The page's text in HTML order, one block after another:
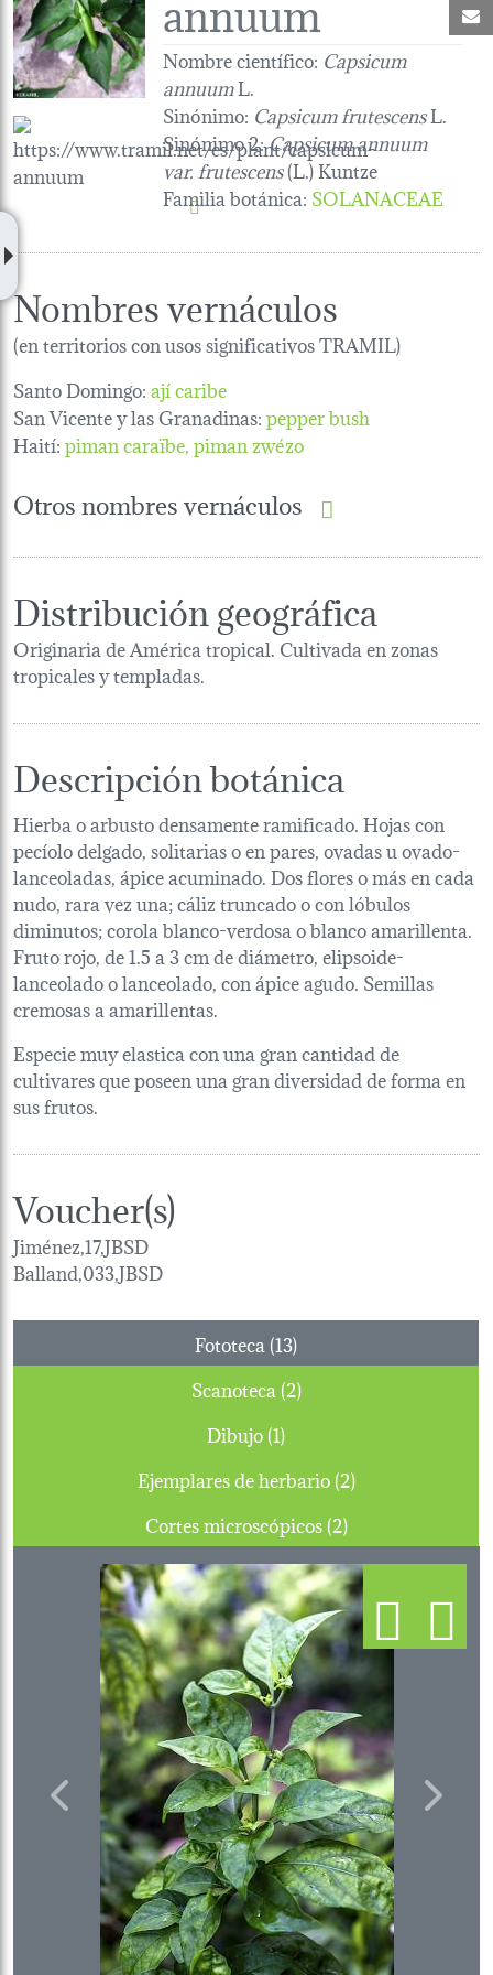
Nombre científico: Capsicum
annuumL.
Sinónimo: Capsicum frutescensL.
Sinónimo 2:Capsicum annuum
var. frutescens(L.) Kuntze
Familia botánica: SOLANACEAE
Nombres vernáculos
(en territorios con usos significativos TRAMIL)
Santo Domingo:ají caribe
San Vicente y las Granadinas:pepper bush
Haití:piman caraïbe piman zwézo
Otros nombres vernáculos
Distribución geográfica
Originaria de América tropical. Cultivada en zonas
tropicales y templadas.
Descripción botánica
Hierba o arbusto densamente ramificado. Hojas con
pecíolo delgado, solitarias o en pares, ovadas u ovado-
lanceoladas, ápice acuminado. Dos flores o más en cada
nudo, rara vez una; cáliz truncado o con lóbulos
diminutos; corola blanco-verdosa o blanco amarillenta.
Fruto rojo, de 1.5 a 3 cm de diámetro, elipsoide-
lanceolado o lanceolado, con ápice agudo. Semillas
cremosas a amarillentas.
Especie muy elastica con una gran cantidad de
cultivares que poseen una gran diversidad de forma en
sus frutos.
Voucher(s)
Jiménez,17,JBSD
Balland,033,JBSD
Fototeca (13)
Scanoteca (2)
Dibujo (1)
Ejemplares de herbario (2)
Cortes microscópicos (2)
Previous Next